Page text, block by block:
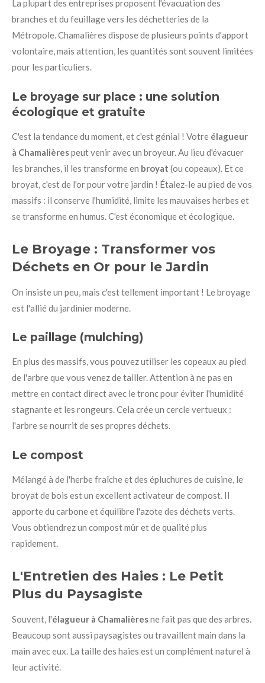
La plupart des entreprises proposent l'évacuation des
branches et du feuillage vers les déchetteries de la
Métropole. Chamalières dispose de plusieurs points d'apport
volontaire, mais attention, les quantités sont souvent limitées
pour les particuliers.
Le broyage sur place : une solution
écologique et gratuite
C'est la tendance du moment, et c'est génial ! Votre élagueur
à Chamalièrespeut venir avec un broyeur. Au lieu d'évacuer
les branches, il les transforme en broyat (ou copeaux). Et ce
broyat, c'est de l'or pour votre jardin ! Étalez-le au pied de vos
massifs : il conserve l'humidité, limite les mauvaises herbes et
se transforme en humus. C'est économique et écologique.
Le Broyage : Transformer vos
Déchets en Or pour le Jardin
On insiste un peu, mais c'est tellement important ! Le broyage
est l'allié du jardinier moderne.
Le paillage (mulching)
En plus des massifs, vous pouvez utiliser les copeaux au pied
de l'arbre que vous venez de tailler. Attention à ne pas en
mettre en contact direct avec le tronc pour éviter l'humidité
stagnante et les rongeurs. Cela crée un cercle vertueux :
l'arbre se nourrit de ses propres déchets.
Le compost
Mélangé à de l'herbe fraîche et des épluchures de cuisine, le
broyat de bois est un excellent activateur de compost. Il
apporte du carbone et équilibre l'azote des déchets verts.
Vous obtiendrez un compost mûr et de qualité plus
rapidement.
L'Entretien des Haies : Le Petit
Plus du Paysagiste
Souvent, l'élagueur à Chamalièresne fait pas que des arbres.
Beaucoup sont aussi paysagistes ou travaillent main dans la
main avec eux. La taille des haies est un complément naturel à
leur activité.